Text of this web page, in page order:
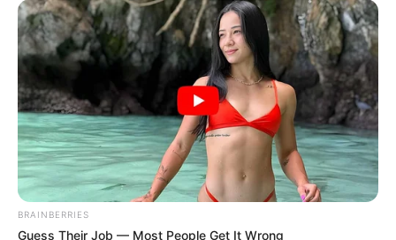
admin
07.11.2024 10:58
ПОДІЇ
BRAINBERRIES
Guess Their Job — Most People Get It Wrong